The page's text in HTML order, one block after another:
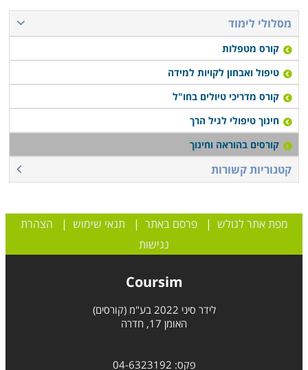
מסלולי לימוד
קורס מטפלות
טיפול ואבחון לקויות למידה
קורס מדריכי טיולים בחו"ל
חינוך טיפולי לגיל הרך
קורסים בהוראה וחינוך
קטגוריות קשורות
מפת אתר לגולש |פרסם באתר | תנאי שימוש | הצהרת
נגישות
Coursim
לידר סיני 2022 בע"מ (קורסים)
האומן 17, חדרה
פקס: 04-6323192